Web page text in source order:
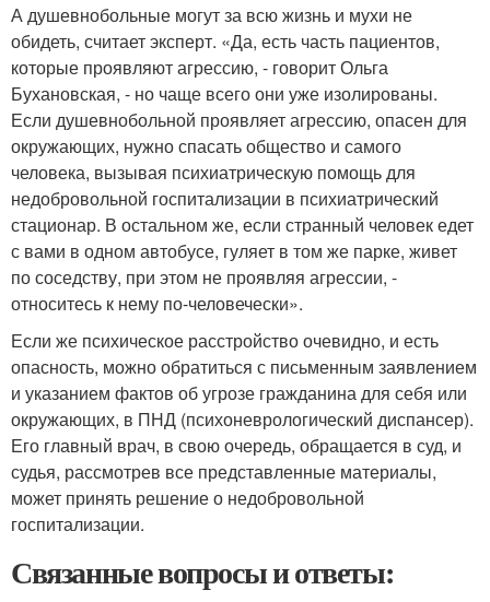
А душевнобольные могут за всю жизнь и мухи не
обидеть, считает эксперт. «Да, есть часть пациентов,
которые проявляют агрессию, - говорит Ольга
Бухановская, - но чаще всего они уже изолированы.
Если душевнобольной проявляет агрессию, опасен для
окружающих, нужно спасать общество и самого
человека, вызывая психиатрическую помощь для
недобровольной госпитализации в психиатрический
стационар. В остальном же, если странный человек едет
с вами в одном автобусе, гуляет в том же парке, живет
по соседству, при этом не проявляя агрессии, -
относитесь к нему по-человечески».
Если же психическое расстройство очевидно, и есть
опасность, можно обратиться с письменным заявлением
и указанием фактов об угрозе гражданина для себя или
окружающих, в ПНД (психоневрологический диспансер).
Его главный врач, в свою очередь, обращается в суд, и
судья, рассмотрев все представленные материалы,
может принять решение о недобровольной
госпитализации.
Связанные вопросы и ответы: